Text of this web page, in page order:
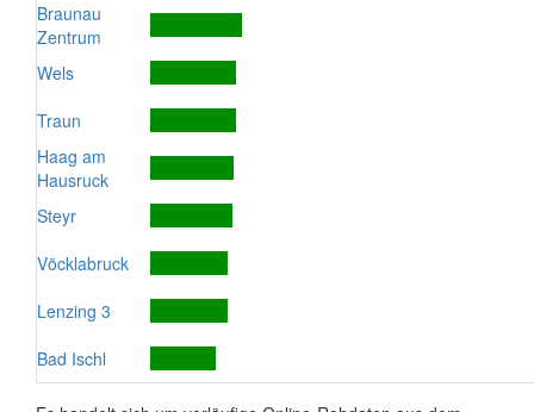
Braunau
Zentrum
Wels
Traun
Haag am
Hausruck
Steyr
Vöcklabruck
Lenzing 3
Bad Ischl